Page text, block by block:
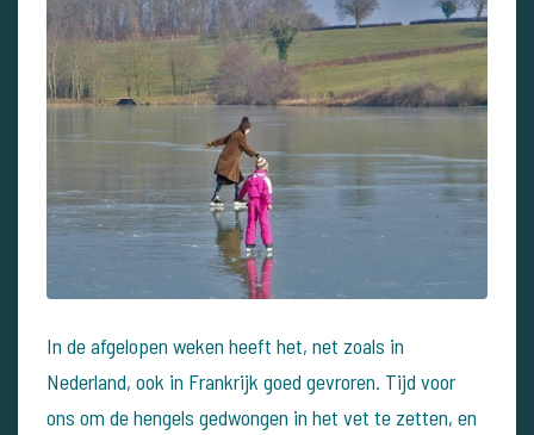
In de afgelopen weken heeft het, net zoals in
Nederland, ook in Frankrijk goed gevroren. Tijd voor
ons om de hengels gedwongen in het vet te zetten, en